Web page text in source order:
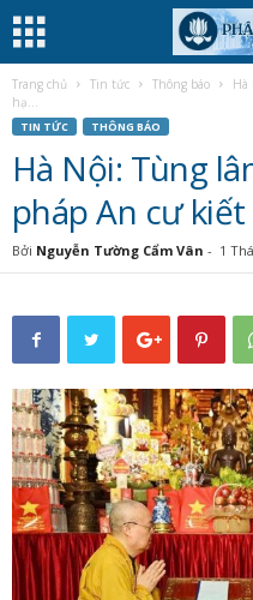
Trang chủ Tin tức Thông báo
Hà
hạ...
TIN TỨC THÔNG BÁO
Hà Nội: Tùng
pháp An cư
Bởi Nguyễn Tường Cẩm Vân - 1